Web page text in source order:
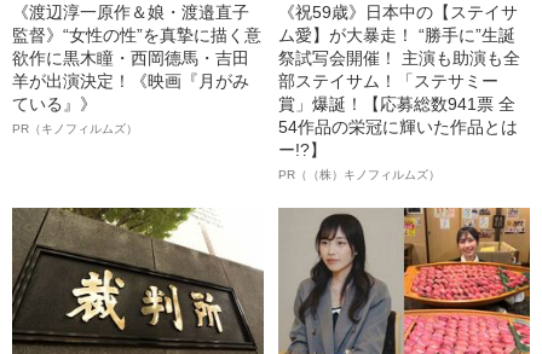
《渡辺淳一原作＆娘・渡邉直子
監督》“女性の性”を真摯に描く意
欲作に黒木瞳・西岡德馬・吉田
羊が出演決定！《映画『月がみ
ている』》
PR（キノフィルムズ）
《祝59歳》日本中の【ステイサ
ム愛】が大暴走！ “勝手に”生誕
祭試写会開催！ 主演も助演も全
部ステイサム！「ステサミー
賞」爆誕！【応募総数941票 全
54作品の栄冠に輝いた作品とは
ー!?】
PR（（株）キノフィルムズ）